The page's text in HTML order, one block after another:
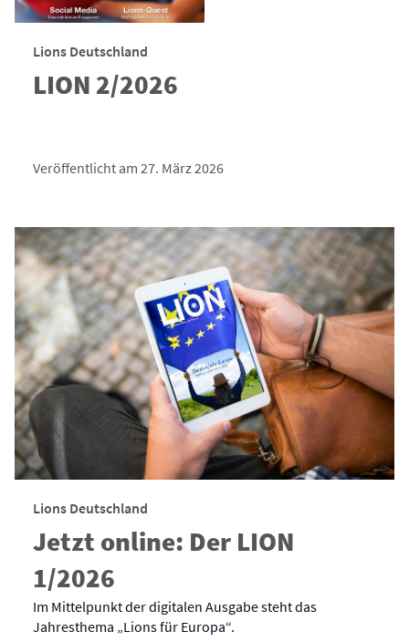
Lions Deutschland
LION 2/2026
Veröffentlicht am 27. März 2026
Lions Deutschland
Jetzt online: Der LION
1/2026
Im Mittelpunkt der digitalen Ausgabe steht das
Jahresthema „Lions für Europa“.